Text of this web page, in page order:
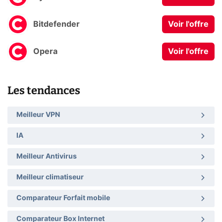
Bitdefender Voir l'offre
Opera Voir l'offre
Les tendances
Meilleur VPN
IA
Meilleur Antivirus
Meilleur climatiseur
Comparateur Forfait mobile
Comparateur Box Internet